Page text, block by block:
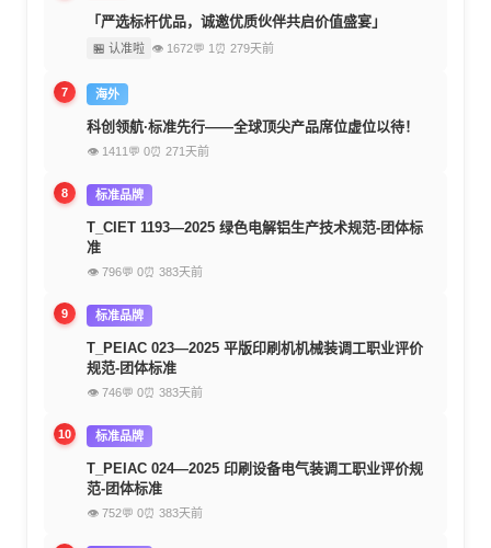
「严选标杆优品，诚邀优质伙伴共启价值盛宴」
🏪 认准啦 👁 1672💬 1 ⏰ 279天前
7 海外
科创领航·标准先行——全球顶尖产品席位虚位以待！
👁 1411 💬 0⏰ 271天前
8 标准品牌
T_CIET 1193—2025 绿色电解铝生产技术规范-团体标
准
👁 796💬 0⏰ 383天前
9 标准品牌
T_PEIAC 023—2025 平版印刷机机械装调工职业评价
规范-团体标准
👁 746💬 0⏰ 383天前
10 标准品牌
T_PEIAC 024—2025 印刷设备电气装调工职业评价规
范-团体标准
👁 752💬 0⏰ 383天前